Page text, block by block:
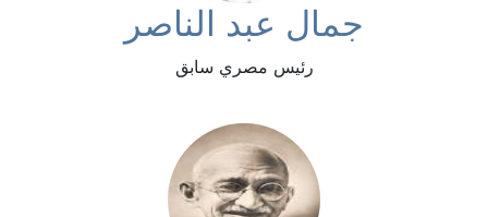
جمال عبد الناصر
رئيس مصري سابق